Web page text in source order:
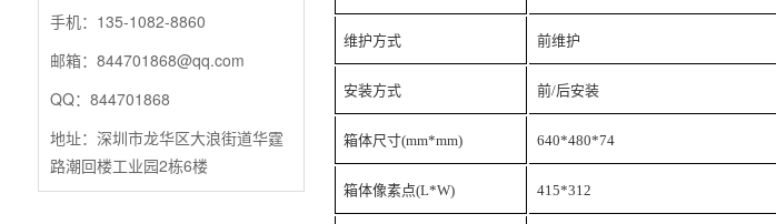
手机：135-1082-8860
邮箱：844701868@qq.com
QQ：844701868
地址：深圳市龙华区大浪街道华霆
路潮回楼工业园2栋6楼
维护方式 前维护
安装方式 前/后安装
箱体尺寸(mm*mm) 640*480*74
箱体像素点(L*W) 415*312